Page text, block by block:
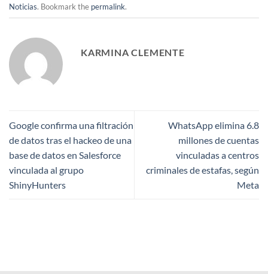
Noticias. Bookmark the permalink.
KARMINA CLEMENTE
Google confirma una filtración
de datos tras el hackeo de una
base de datos en Salesforce
vinculada al grupo
ShinyHunters
WhatsApp elimina 6.8
millones de cuentas
vinculadas a centros
criminales de estafas, según
Meta